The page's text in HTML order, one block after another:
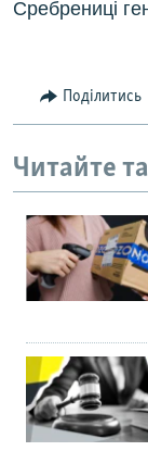
Сребрениці
Поділитись
Читайте